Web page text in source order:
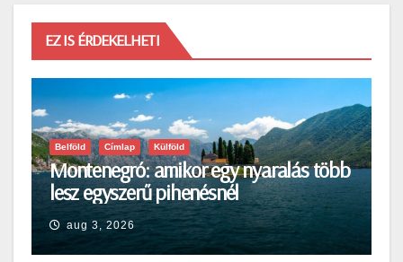
EZ IS ÉRDEKELHETI
Belföld Címlap Külföld
Montenegró: amikor egy nyaralás több
lesz egyszerű pihenésnél
aug 3, 2026